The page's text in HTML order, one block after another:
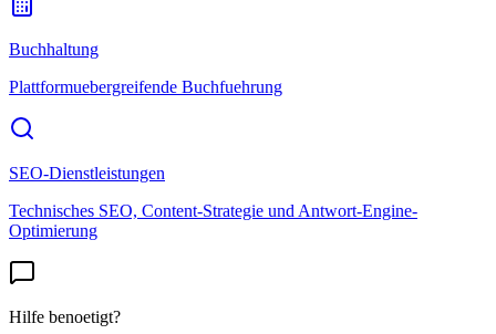
Buchhaltung
Plattformuebergreifende Buchfuehrung
SEO-Dienstleistungen
Technisches SEO, Content-Strategie und Antwort-Engine-
Optimierung
Hilfe benoetigt?